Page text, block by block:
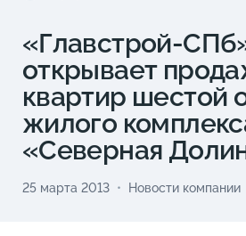
«Главстрой-
открывает
квартир шестой
жилого
«Cеверная
25 марта 2013 Новости компании